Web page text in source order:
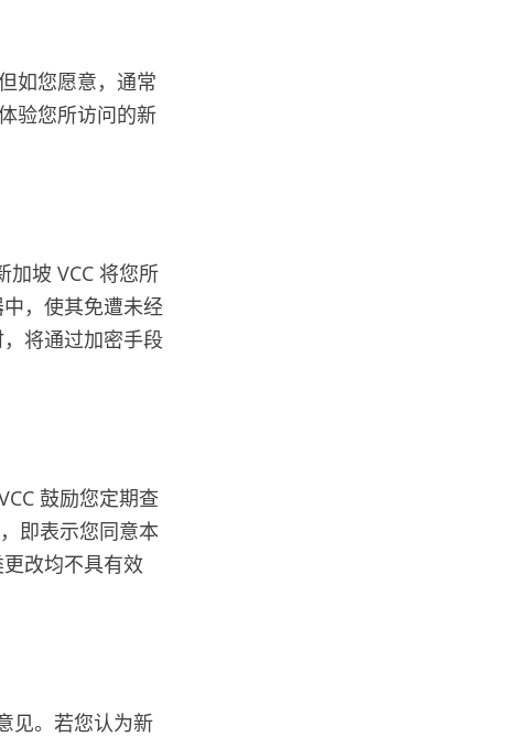
如您愿意，通常
验您所访问的新
加坡 VCC 将您所
，使其免遭未经
将通过加密手段
鼓励您定期查
即表示您同意本
改均不具有效
见。若您认为新